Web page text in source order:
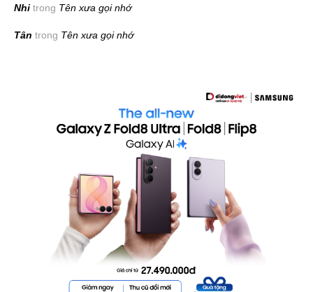
Nhi trong Tên xưa gọi nhớ
Tân trong Tên xưa gọi nhớ